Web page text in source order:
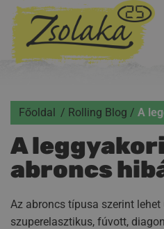
Főoldal Rolling Blog A
A
abroncs
Az abroncs típusa szerint
szuperelasztikus, fúvott,